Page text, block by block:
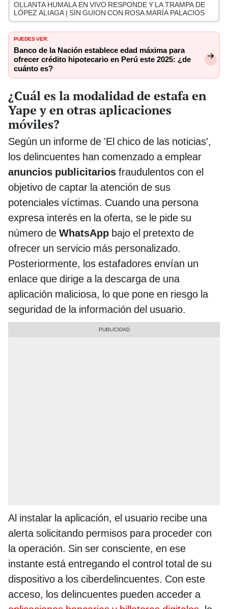
OLLANTA HUMALA EN VIVO RESPONDE Y LA TRAMPA DE
LÓPEZ ALIAGA | SIN GUION CON ROSA MARÍA PALACIOS
PUEDES VER:
Banco de la Nación establece edad máxima para
ofrecer crédito hipotecario en Perú este 2025: ¿de
cuánto es?
¿Cuál es la modalidad de estafa en
Yape y en otras aplicaciones
móviles?
Según un informe de 'El chico de las noticias',
los delincuentes han comenzado a emplear
anuncios publicitarios fraudulentos con el
objetivo de captar la atención de sus
potenciales víctimas. Cuando una persona
expresa interés en la oferta, se le pide su
número de WhatsApp bajo el pretexto de
ofrecer un servicio más personalizado.
Posteriormente, los estafadores envían un
enlace que dirige a la descarga de una
aplicación maliciosa, lo que pone en riesgo la
seguridad de la información del usuario.
Al instalar la aplicación, el usuario recibe una
alerta solicitando permisos para proceder con
la operación. Sin ser consciente, en ese
instante está entregando el control total de su
dispositivo a los ciberdelincuentes. Con este
acceso, los delincuentes pueden acceder a